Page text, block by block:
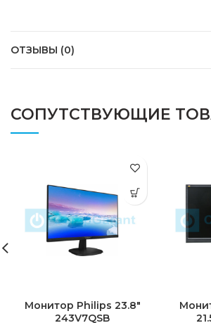
ОТЗЫВЫ (0)
СОПУТСТВУЮЩИЕ
Монитор Philips 23.8″
243V7QSB